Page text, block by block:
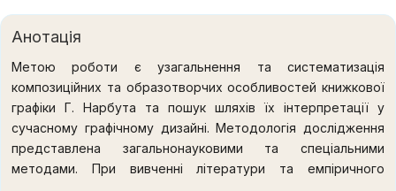
Анотація
Метою роботи є узагальнення та систематизація
композиційних та образотворчих особливостей книжкової
графіки Г. Нарбута та пошук шляхів їх інтерпретації у
сучасному графічному дизайні. Методологія дослідження
представлена загальнонауковими та спеціальними
методами. При вивченні літератури та емпіричного